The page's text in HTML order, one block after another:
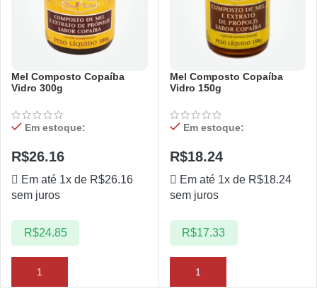
Mel Composto Copaíba
Vidro 300g
Em estoque:
R$26.16
Em até 1x de R$26.16
sem juros
R$24.85
Mel Composto Copaíba
Vidro 150g
Em estoque:
R$18.24
Em até 1x de R$18.24
sem juros
R$17.33